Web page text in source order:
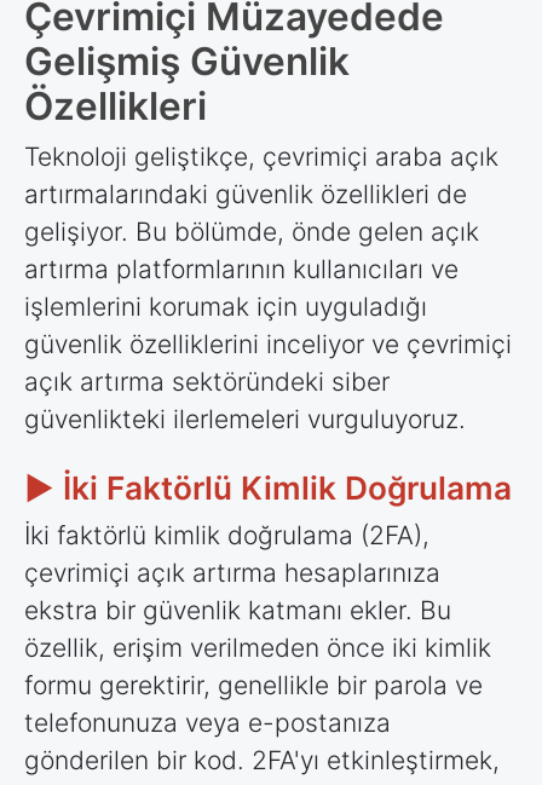
Çevrimiçi Müzayedede
Gelişmiş Güvenlik
Özellikleri
Teknoloji geliştikçe, çevrimiçi araba açık
artırmalarındaki güvenlik özellikleri de
gelişiyor. Bu bölümde, önde gelen açık
artırma platformlarının kullanıcıları ve
işlemlerini korumak için uyguladığı
güvenlik özelliklerini inceliyor ve çevrimiçi
açık artırma sektöründeki siber
güvenlikteki ilerlemeleri vurguluyoruz.
► İki Faktörlü Kimlik Doğrulama
İki faktörlü kimlik doğrulama (2FA),
çevrimiçi açık artırma hesaplarınıza
ekstra bir güvenlik katmanı ekler. Bu
özellik, erişim verilmeden önce iki kimlik
formu gerektirir, genellikle bir parola ve
telefonunuza veya e-postanıza
gönderilen bir kod. 2FA'yı etkinleştirmek,